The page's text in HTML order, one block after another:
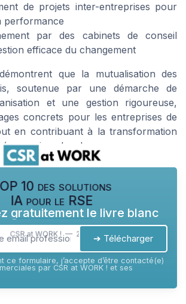
de projets inter-entreprises pour
performance
par des cabinets de conseil
efficace du changement
que la mutualisation des
soutenue par une démarche de
et une gestion rigoureuse,
concrets pour les entreprises de
en contribuant à la transformation
local.
10 des solutions
IA pour le RSE
CSR at WORK ! — 2026
gratuitement le livre blanc
➔ Télécharger
ce formulaire, j’accepte d’être contacté(e)
par CSR at WORK ! et ses